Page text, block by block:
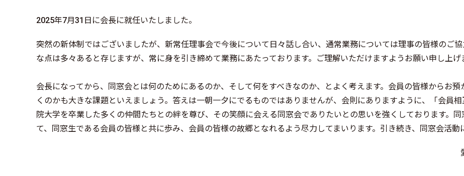
2025年7月31日に会長に就任いたしました。
突然の新体制ではございましたが、新常任理事会で今後について日々話し合い、通常業務については理事の皆様のご
な点は多々あると存じますが、常に身を引き締めて業務にあたっております。ご理解いただけますようお願い申し上げ
会長になってから、同窓会とは何のためにあるのか、そして何をすべきなのか、とよく考えます。会員の皆様からお
くのかも大きな課題といえましょう。答えは一朝一夕にでるものではありませんが、会則にありますように、「会員
院大学を卒業した多くの仲間たちとの絆を尊び、その笑顔に会える同窓会でありたいとの思いを強くしております。
て、同窓生である会員の皆様と共に歩み、会員の皆様の故郷となれるよう尽力してまいります。引き続き、同窓会活動